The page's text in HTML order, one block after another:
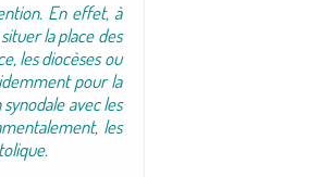
En effet, à
la place des
les diocèses ou
pour la
avec les
les